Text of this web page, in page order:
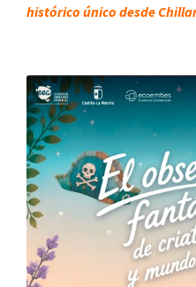
histórico único desde